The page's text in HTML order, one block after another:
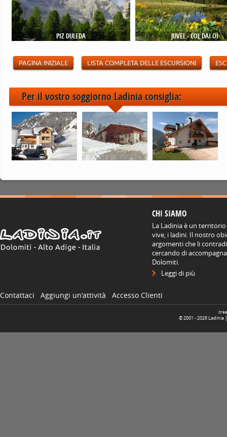
PIZ DULEDA JUVEL - COL DAI OI
PAGINA INIZIALE LISTA COMPLETA DELLE ESCURSIONI
Per il vostro soggiorno Ladinia consiglia:
CHI SIAMO
La Ladinia è un
vive, i ladini. Il nostro
argomenti che li
cercando di
Dolomiti.
Leggi di più
Contattaci Aggiungi un'attività Accesso Clienti
© 2001 -2026 Ladinia